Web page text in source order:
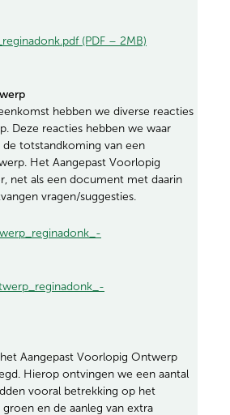
(PDF – 2MB)
hebben we diverse reacties
Deze reacties hebben we waar
totstandkoming van een
Het Aangepast Voorlopig
net als een document met daarin
vragen/suggesties.
Aangepast Voorlopig Ontwerp
Hierop ontvingen we een aantal
vooral betrekking op het
en de aanleg van extra